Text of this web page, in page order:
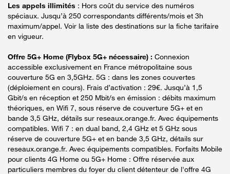
Les appels illimités : Hors coût du service des numéros
spéciaux. Jusqu’à 250 correspondants différents/mois et 3h
maximum/appel. Voir la liste des destinations sur la fiche tarifaire
en vigueur.
Offre 5G+ Home (Flybox 5G+ nécessaire) : Connexion
accessible exclusivement en France métropolitaine sous
couverture 5G en 3,5GHz. 5G : dans les zones couvertes
(déploiement en cours). Frais d’activation : 29€. Jusqu’à 1,5
Gbit/s en réception et 250 Mbit/s en émission : débits maximum
théoriques, en Wifi 7, sous réserve de couverture 5G+ et en
bande 3,5 GHz, détails sur reseaux.orange.fr. Avec équipements
compatibles. Wifi 7 : en dual band, 2,4 GHz et 5 GHz sous
réserve de couverture 5G+ et en bande 3,5 GHz, détails sur
reseaux.orange.fr. Avec équipements compatibles. Forfaits Mobile
pour clients 4G Home ou 5G+ Home : Offre réservée aux
particuliers membres du foyer du client détenteur de l'offre 4G